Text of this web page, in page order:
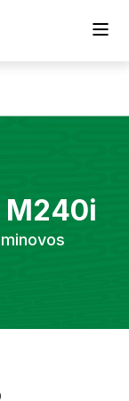
M240i